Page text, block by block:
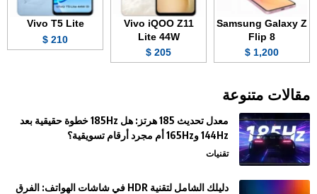
Samsung Galaxy Z
Flip 8
1,200 $
Vivo iQOO Z11
Lite 44W
205 $
Vivo T5 Lite
210 $
مقالات متنوعة
معدل تحديث 185 هرتز: هل 185Hz خطوة حقيقية بعد
144Hz و165Hz أم مجرد أرقام تسويقية؟
تقنيات
دليلك الشامل لتقنية HDR في شاشات الهواتف: الفرق